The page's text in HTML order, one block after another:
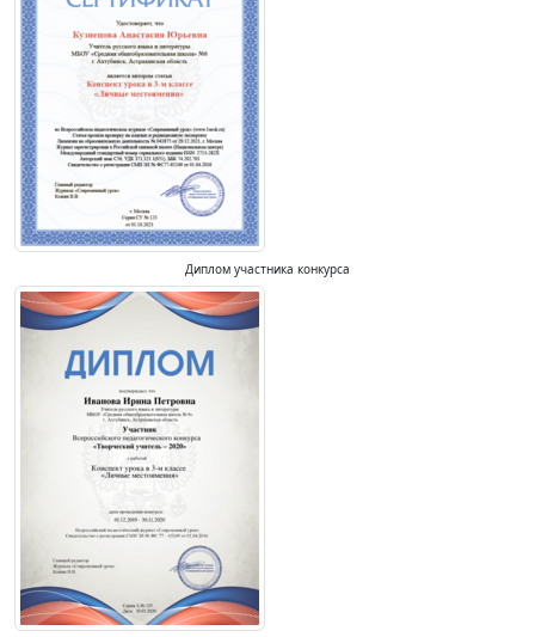
Диплом участника конкурса